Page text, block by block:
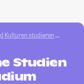
Kulturen studieren
Studien